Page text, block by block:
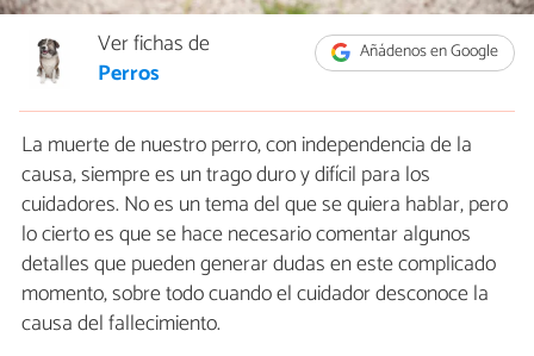
Añádenos en Google
Ver fichas de
Perros
La muerte de nuestro perro, con independencia de la
causa, siempre es un trago duro y difícil para los
cuidadores. No es un tema del que se quiera hablar, pero
lo cierto es que se hace necesario comentar algunos
detalles que pueden generar dudas en este complicado
momento, sobre todo cuando el cuidador desconoce la
causa del fallecimiento.